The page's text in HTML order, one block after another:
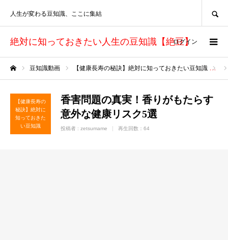
絶対に知っておきたい人生の豆知識【絶豆】
人生が変わる豆知識、ここに集結
ログイン
豆知識動画 【健康長寿の秘訣】絶対に知っておきたい豆知識
【健康長寿の
秘訣】絶対に
知っておきた
い豆知識
香害問題の真実！香りがもたらす
意外な健康リスク5選
投稿者 : zetsumame 再生回数：64